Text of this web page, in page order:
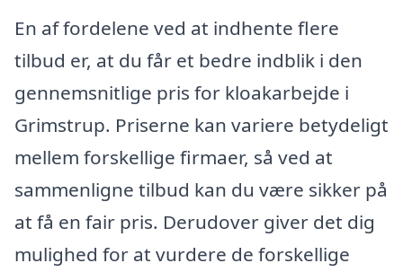
En af fordelene ved at indhente flere
tilbud er, at du får et bedre indblik i den
gennemsnitlige pris for kloakarbejde i
Grimstrup. Priserne kan variere betydeligt
mellem forskellige firmaer, så ved at
sammenligne tilbud kan du være sikker på
at få en fair pris. Derudover giver det dig
mulighed for at vurdere de forskellige